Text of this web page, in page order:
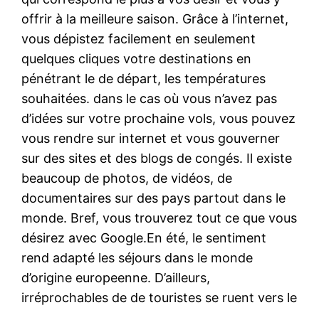
offrir à la meilleure saison. Grâce à l’internet,
vous dépistez facilement en seulement
quelques cliques votre destinations en
pénétrant le de départ, les températures
souhaitées. dans le cas où vous n’avez pas
d’idées sur votre prochaine vols, vous pouvez
vous rendre sur internet et vous gouverner
sur des sites et des blogs de congés. Il existe
beaucoup de photos, de vidéos, de
documentaires sur des pays partout dans le
monde. Bref, vous trouverez tout ce que vous
désirez avec Google.En été, le sentiment
rend adapté les séjours dans le monde
d’origine europeenne. D’ailleurs,
irréprochables de de touristes se ruent vers le